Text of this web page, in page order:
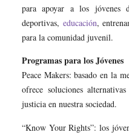
para apoyar a los jóvenes
deportivas, educación,
para la comunidad juvenil.
Programas para los Jóvenes
Peace Makers: basado en la
ofrece soluciones
justicia en nuestra sociedad.
“Know Your Rights”: los